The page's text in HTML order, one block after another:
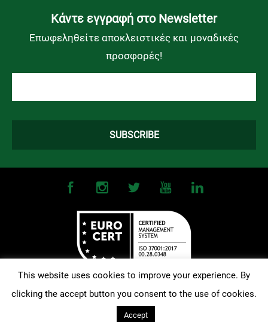
Kάντε εγγραφή στο Newsletter
Επωφεληθείτε αποκλειστικές και μοναδικές
προσφορές!
©2026OMONOIA FC. All Rights Reserved | Terms and Conditions|
| Designed and Developed by
This website uses cookies to improve your experience. By
clicking the accept button you consent to the use of cookies.
Accept